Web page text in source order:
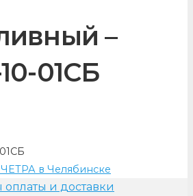
–
01СБ
ЧЕТРА в Челябинске
оплаты и доставки